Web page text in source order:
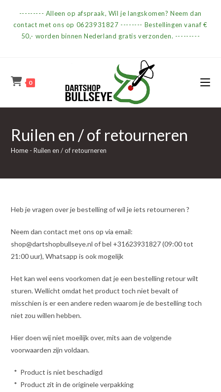
--------- Alleen op afspraak, Wil je langskomen? Neem dan
contact met ons op 0623931827 -------- Bestellingen vanaf €
50,- worden binnen Nederland gratis verzonden. ---------
0
Ruilen en / of retourneren
Home -Ruilen en / of retourneren
Heb je vragen over je bestelling of wil je iets retourneren ?
Neem dan contact met ons op via email:
shop@dartshopbullseye.nl of bel +31623931827 (09:00 tot
21:00 uur), Whatsapp is ook mogelijk
Het kan wel eens voorkomen dat je een bestelling retour wilt
sturen. Wellicht omdat het product toch niet bevalt of
misschien is er een andere reden waarom je de bestelling toch
niet zou willen hebben.
Hier doen wij niet moeilijk over, mits aan de volgende
voorwaarden zijn voldaan.
* Product is niet beschadigd
* Product zit in de originele verpakking